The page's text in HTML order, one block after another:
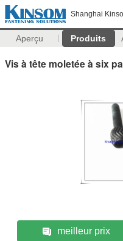
Shanghai
Aperçu Produits
Vis à tête moletée à six
meilleur prix